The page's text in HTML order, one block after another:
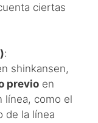
ciertas
:
shinkansen,
previoen
línea, como el
de la línea